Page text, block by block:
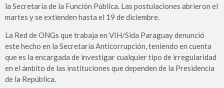
la Secretaría de la Función Pública. Las postulaciones abrieron el
martes y se extienden hasta el 19 de diciembre.
La Red de ONGs que trabaja en VIH/Sida Paraguay denunció
este hecho en la Secretaría Anticorrupción, teniendo en cuenta
que es la encargada de investigar cualquier tipo de irregularidad
en el ámbito de las instituciones que dependen de la Presidencia
de la República.